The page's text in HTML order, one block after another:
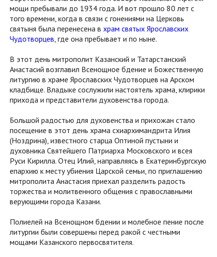
мощи пребывали до 1934 года. И вот прошло 80 лет с
того времени, когда в связи с гонениями на Церковь
святыня была перенесена в храм святых Ярославских
Чудотворцев, где она пребывает и по ныне.
В этот день митрополит Казанский и Татарстанский
Анастасий возглавил Всенощное бдение и Божественную
литургию в храме Ярославских Чудотворцев на Арском
кладбище. Владыке сослужили настоятель храма, клирики
прихода и представители духовенства города.
Большой радостью для духовенства и прихожан стало
посещение в этот день храма схиархимандрита Илия
(Ноздрина), известного старца Оптиной пустыни и
духовника Святейшего Патриарха Московского и всея
Руси Кирилла. Отец Илий, направляясь в Екатеринбургскую
епархию к месту убиения Царской семьи, по приглашению
митрополита Анастасия приехал разделить радость
торжества и молитвенного общения с православными
верующими города Казани.
Полиелей на Всенощном бдении и молебное пение после
литургии были совершены перед ракой с честными
мощами Казанского первосвятителя.